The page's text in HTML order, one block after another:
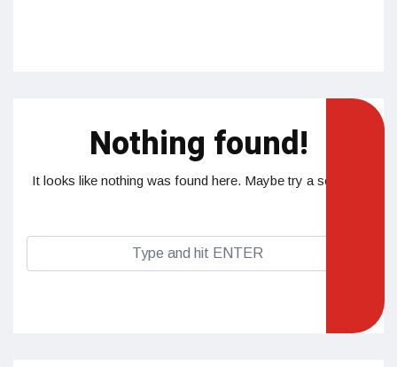
Nothing found!
It looks like nothing was found here. Maybe try a search?